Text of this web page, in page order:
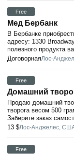
Free
Мед Бербанк
В Бербанке
адресу: 1330
полезного продукта
ДоговорнаяЛос-
Free
Домашний
Продаю домашний
творога весом 500
Заберите заказ
13 $Лос-Анджелес,
Free